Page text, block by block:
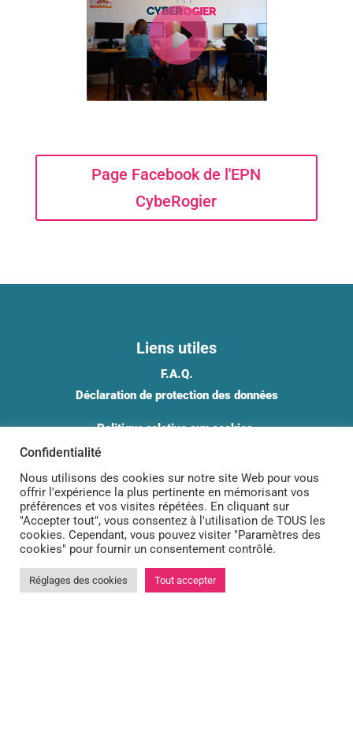
Page Facebook de l'EPN
CybeRogier
 
Liens utiles
F.A.Q.
Déclaration de protection des données
Politique relative aux cookies ​
CONTACT
Boulevard Auguste Reyers 70
1030 Schaerbeek
tél :02 240 30 80
lundi-jeudi : 8h à 12h00 et 12h50 à 16h00
vendredi : 8h à 12h00
Confidentialité
Nous utilisons des cookies sur notre site Web pour vous
offrir l'expérience la plus pertinente en mémorisant vos
préférences et vos visites répétées. En cliquant sur
"Accepter tout", vous consentez à l'utilisation de TOUS les
cookies. Cependant, vous pouvez visiter "Paramètres des
cookies" pour fournir un consentement contrôlé.
Réglages des cookies Tout accepter